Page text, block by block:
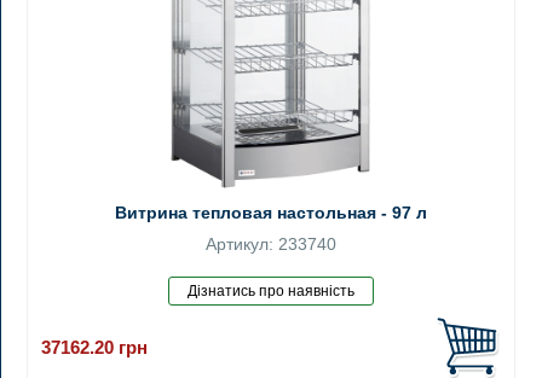
Витрина тепловая настольная - 97 л
Артикул: 233740
37162.20 грн